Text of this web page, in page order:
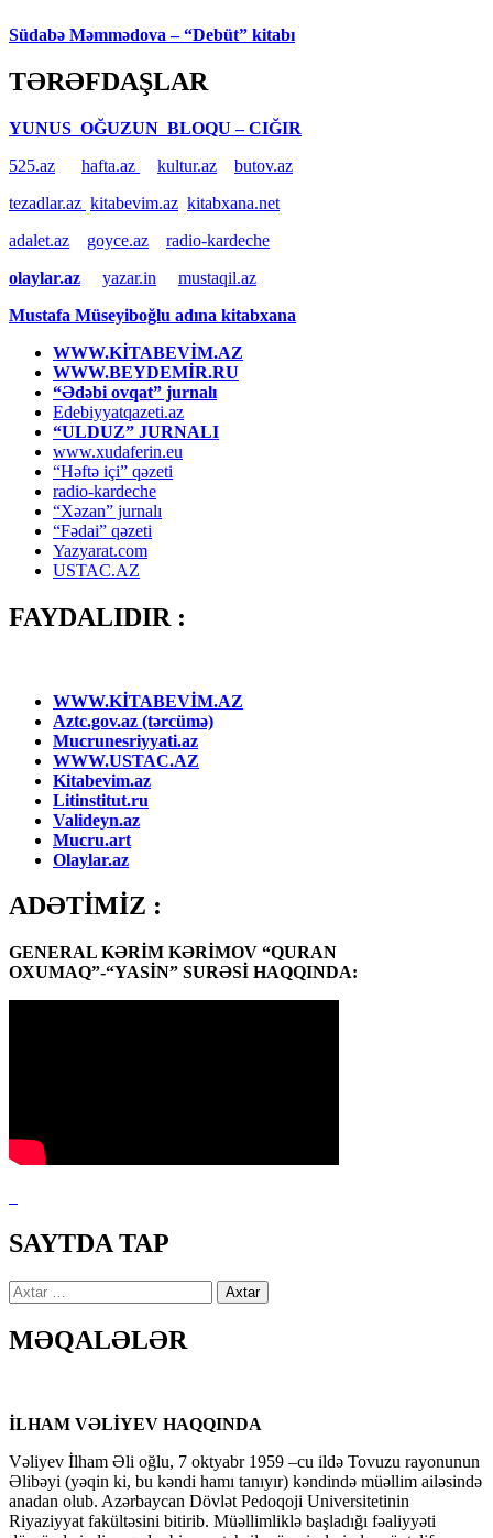
Südabə Məmmədova – “Debüt” kitabı
TƏRƏFDAŞLAR
YUNUS OĞUZUN BLOQU – CIĞIR
525.az
hafta.az kultur.az
butov.az
tezadlar.az kitabevim.az kitabxana.net
adalet.az
goyce.az
radio-kardeche
olaylar.az
yazar.in
mustaqil.az
Mustafa Müseyiboğlu adına kitabxana
WWW.KİTABEVİM.AZ
WWW.BEYDEMİR.RU
“Ədəbi ovqat” jurnalı
Edebiyyatqazeti.az
“ULDUZ” JURNALI
www.xudaferin.eu
“Həftə içi” qəzeti
radio-kardeche
“Xəzan” jurnalı
“Fədai” qəzeti
Yazyarat.com
USTAC.AZ
FAYDALIDIR :
WWW.KİTABEVİM.AZ
Aztc.gov.az (tərcümə)
Mucrunesriyyati.az
WWW.USTAC.AZ
Kitabevim.az
Litinstitut.ru
Valideyn.az
Mucru.art
Olaylar.az
ADƏTİMİZ :
GENERAL KƏRİM KƏRİMOV “QURAN
OXUMAQ”-“YASİN” SURƏSİ HAQQINDA:
SAYTDA TAP
Axtarış:
MƏQALƏLƏR
İLHAM VƏLİYEV HAQQINDA
Vəliyev İlham Əli oğlu, 7 oktyabr 1959 –cu ildə Tovuzu rayonunun
Əlibəyi (yəqin ki, bu kəndi hamı tanıyır) kəndində müəllim ailəsində
anadan olub. Azərbaycan Dövlət Pedoqoji Universitetinin
Riyaziyyat fakültəsini bitirib. Müəllimliklə başladığı fəaliyyəti